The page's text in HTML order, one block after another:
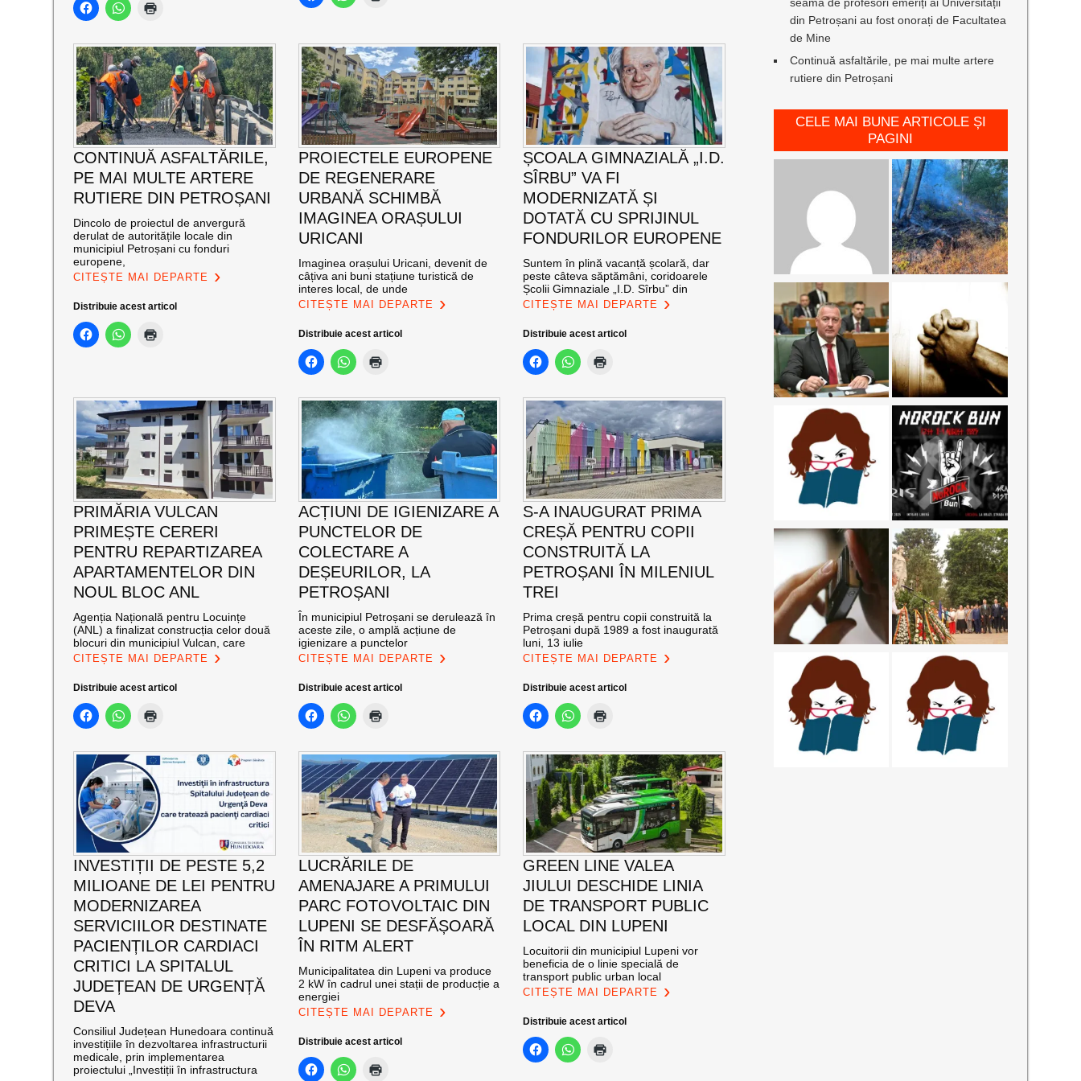
CONTINUĂ ASFALTĂRILE,
PE MAI MULTE ARTERE
RUTIERE DIN PETROȘANI
Dincolo de proiectul de anvergură
derulat de autoritățile locale din
municipiul Petroșani cu fonduri
europene,
CITEȘTE MAI DEPARTE
Distribuie acest articol
PROIECTELE EUROPENE
DE REGENERARE
URBANĂ SCHIMBĂ
IMAGINEA ORAȘULUI
URICANI
Imaginea orașului Uricani, devenit de
câțiva ani buni stațiune turistică de
interes local, de unde
CITEȘTE MAI DEPARTE
Distribuie acest articol
ȘCOALA GIMNAZIALĂ „I.D.
SÎRBU” VA FI
MODERNIZATĂ ȘI
DOTATĂ CU SPRIJINUL
FONDURILOR EUROPENE
Suntem în plină vacanță școlară, dar
peste câteva săptămâni, coridoarele
Școlii Gimnaziale „I.D. Sîrbu” din
CITEȘTE MAI DEPARTE
Distribuie acest articol
PRIMĂRIA VULCAN
PRIMEȘTE CERERI
PENTRU REPARTIZAREA
APARTAMENTELOR DIN
NOUL BLOC ANL
Agenția Națională pentru Locuințe
(ANL) a finalizat construcția celor două
blocuri din municipiul Vulcan, care
CITEȘTE MAI DEPARTE
Distribuie acest articol
ACȚIUNI DE IGIENIZARE A
PUNCTELOR DE
COLECTARE A
DEȘEURILOR, LA
PETROȘANI
În municipiul Petroșani se derulează în
aceste zile, o amplă acțiune de
igienizare a punctelor
CITEȘTE MAI DEPARTE
Distribuie acest articol
S-A INAUGURAT PRIMA
CREȘĂ PENTRU COPII
CONSTRUITĂ LA
PETROȘANI ÎN MILENIUL
TREI
Prima creșă pentru copii construită la
Petroșani după 1989 a fost inaugurată
luni, 13 iulie
CITEȘTE MAI DEPARTE
Distribuie acest articol
INVESTIȚII DE PESTE 5,2
MILIOANE DE LEI PENTRU
MODERNIZAREA
SERVICIILOR DESTINATE
PACIENȚILOR CARDIACI
CRITICI LA SPITALUL
JUDEȚEAN DE URGENȚĂ
DEVA
Consiliul Județean Hunedoara continuă
investițiile în dezvoltarea infrastructurii
medicale, prin implementarea
proiectului „Investiții în infrastructura
LUCRĂRILE DE
AMENAJARE A PRIMULUI
PARC FOTOVOLTAIC DIN
LUPENI SE DESFĂȘOARĂ
ÎN RITM ALERT
Municipalitatea din Lupeni va produce
2 kW în cadrul unei stații de producție a
energiei
CITEȘTE MAI DEPARTE
Distribuie acest articol
GREEN LINE VALEA
JIULUI DESCHIDE LINIA
DE TRANSPORT PUBLIC
LOCAL DIN LUPENI
Locuitorii din municipiul Lupeni vor
beneficia de o linie specială de
transport public urban local
CITEȘTE MAI DEPARTE
Distribuie acest articol
din Petroșani au fost onorați de Facultatea
de Mine
Continuă asfaltările, pe mai multe artere
rutiere din Petroșani
CELE MAI BUNE ARTICOLE ȘI
PAGINI